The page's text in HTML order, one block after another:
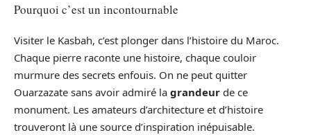
Pourquoi c’est un incontournable
Visiter le Kasbah, c’est plonger dans l’histoire du Maroc.
Chaque pierre raconte une histoire, chaque couloir
murmure des secrets enfouis. On ne peut quitter
Ouarzazate sans avoir admiré la grandeur de ce
monument. Les amateurs d’architecture et d’histoire
trouveront là une source d’inspiration inépuisable.